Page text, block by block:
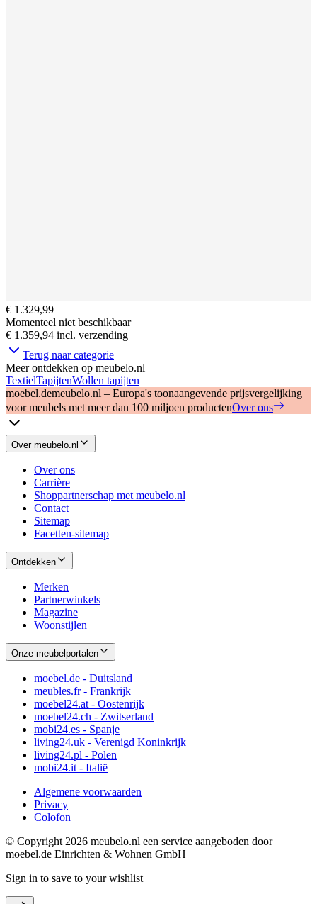
€ 1.329,99
Momenteel niet beschikbaar
€ 1.359,94 incl. verzending
Terug naar categorie
Meer ontdekken op meubelo.nl
TextielTapijtenWollen tapijten
moebel.demeubelo.nl – Europa's toonaangevende prijsvergelijking
voor meubels met meer dan 100 miljoen productenOver ons
Over meubelo.nl
Over ons
Carrière
Shoppartnerschap met meubelo.nl
Contact
Sitemap
Facetten-sitemap
Ontdekken
Merken
Partnerwinkels
Magazine
Woonstijlen
Onze meubelportalen
moebel.de - Duitsland
meubles.fr - Frankrijk
moebel24.at - Oostenrijk
moebel24.ch - Zwitserland
mobi24.es - Spanje
living24.uk - Verenigd Koninkrijk
living24.pl - Polen
mobi24.it - Italië
Algemene voorwaarden
Privacy
Colofon
© Copyright 2026 meubelo.nl een service aangeboden door
moebel.de Einrichten & Wohnen GmbH
Sign in to save to your wishlist